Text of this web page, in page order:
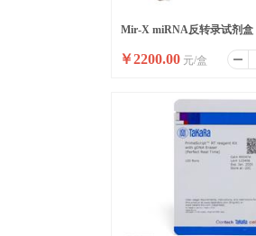
Mir-X miRNA反转录试剂盒
￥2200.00 元/盒